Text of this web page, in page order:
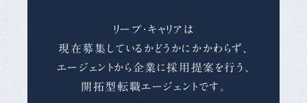
リープ・キャリアは
現在募集しているかどうかにかかわらず、
エージェントから企業に採用提案を行う、
開拓型転職エージェントです。